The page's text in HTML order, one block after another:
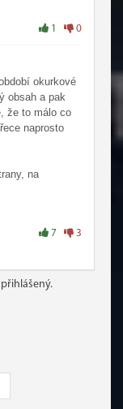
1 0
okurkové
obsah a pak
že to málo co
naprosto
na
7 3